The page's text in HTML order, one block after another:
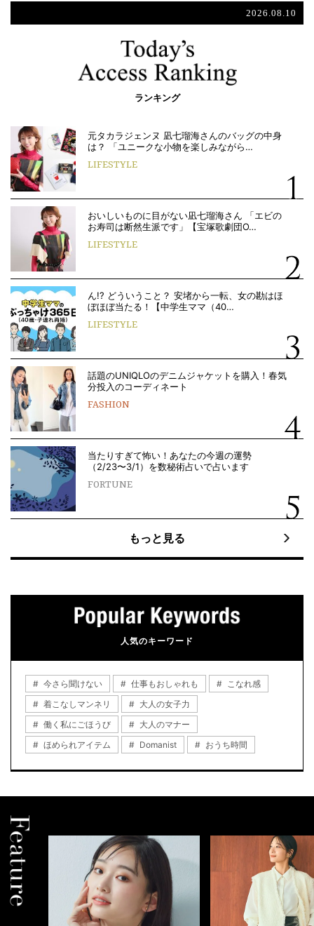
2026.08.10
ランキング
元タカラジェンヌ 凪七瑠海さんのバッグの中身
は？ 「ユニークな小物を楽しみながら…
LIFESTYLE
おいしいものに目がない凪七瑠海さん 「エビの
お寿司は断然生派です」【宝塚歌劇団O…
LIFESTYLE
ん!? どういうこと？ 安堵から一転、女の勘はほ
ぼほぼ当たる！【中学生ママ（40…
LIFESTYLE
話題のUNIQLOのデニムジャケットを購入！春気
分投入のコーディネート
FASHION
当たりすぎて怖い！あなたの今週の運勢
（2/23〜3/1）を数秘術占いで占います
FORTUNE
もっと見る
人気のキーワード
今さら聞けない 仕事もおしゃれも
こなれ感
着こなしマンネリ
大人の女子力
働く私にごほうび
大人のマナー
ほめられアイテム
Domanist おうち時間